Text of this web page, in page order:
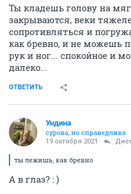
Ты кладешь голову на
закрываются, веки
сопротивляться и
как бревно, и не можешь
рук и ног... спокойное и
далеко...
ОТВЕТИТЬ
Ундинa
сурова, но справедлива
19 октября 2021
ты лежишь, как бревно
А в глаз? : )